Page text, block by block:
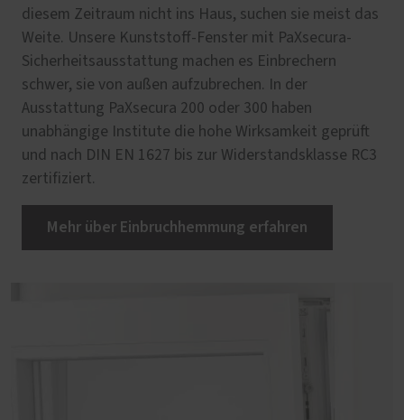
diesem Zeitraum nicht ins Haus, suchen sie meist das
Weite. Unsere Kunststoff-Fenster mit PaXsecura-
Sicherheitsausstattung machen es Einbrechern
schwer, sie von außen aufzubrechen. In der
Ausstattung PaXsecura 200 oder 300 haben
unabhängige Institute die hohe Wirksamkeit geprüft
und nach DIN EN 1627 bis zur Widerstandsklasse RC3
zertifiziert.
Mehr über Einbruchhemmung erfahren